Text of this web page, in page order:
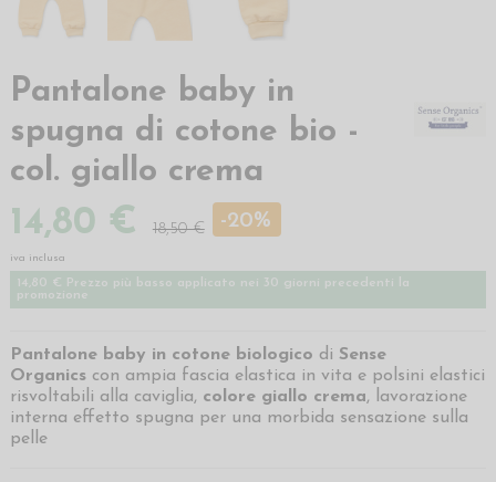
Pantalone baby in
spugna di cotone bio -
col. giallo crema
14,80 € 18,50 € -20%
iva inclusa
14,80 € Prezzo più basso applicato nei 30 giorni precedenti la
promozione
Pantalone baby in cotone biologico di Sense
Organics con ampia fascia elastica in vita e polsini elastici
risvoltabili alla caviglia, colore giallo crema, lavorazione
interna effetto spugna per una morbida sensazione sulla
pelle